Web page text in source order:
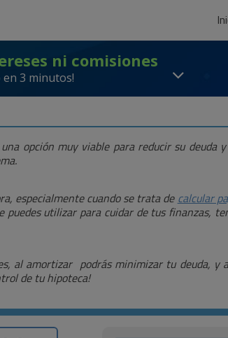
al
ni comisiones
3 minutos!
opción muy viable para reducir su deuda
especialmente cuando se trata de calcular
utilizar para cuidar de tus finanzas,
al amortizar podrás minimizar tu deuda, y
de tu hipoteca!